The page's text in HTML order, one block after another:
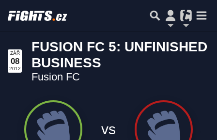
ZÁŘ
08
2012
FUSION FC 5: UNFINISHED
BUSINESS
Fusion FC
vs